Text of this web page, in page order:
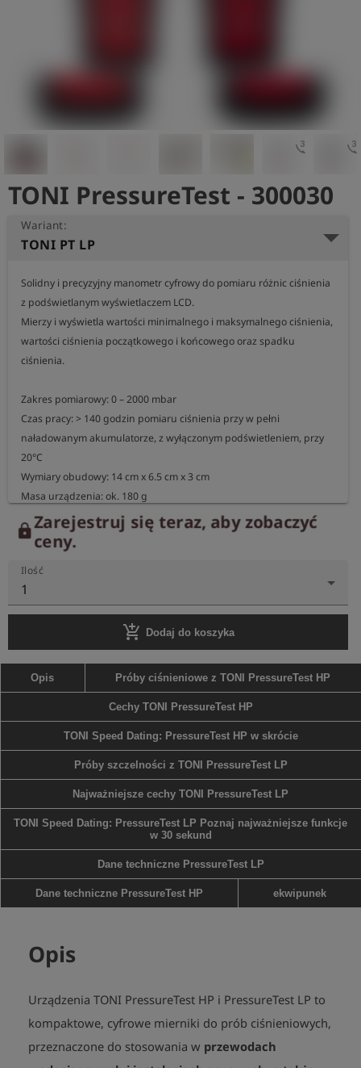
3d_rotation
TONI PressureTest - 300030
Wariant:
TONI PT LP
Solidny i precyzyjny manometr cyfrowy do pomiaru różnic ciśnienia
z podświetlanym wyświetlaczem LCD.
Mierzy i wyświetla wartości minimalnego i maksymalnego ciśnienia,
wartości ciśnienia początkowego i końcowego oraz spadku
ciśnienia.
Zakres pomiarowy: 0 – 2000 mbar
Czas pracy: > 140 godzin pomiaru ciśnienia przy w pełni
naładowanym akumulatorze, z wyłączonym podświetleniem, przy
20°C
Wymiary obudowy: 14 cm x 6.5 cm x 3 cm
lockZarejestruj się teraz, aby zobaczyć
ceny.
Ilość
1
add_shopping_cart Dodaj do koszyka
Opis Próby ciśnieniowe z TONI PressureTest HP
Cechy TONI PressureTest HP
TONI Speed Dating: PressureTest HP w skrócie
Próby szczelności z TONI PressureTest LP
Najważniejsze cechy TONI PressureTest LP
TONI Speed Dating: PressureTest LP Poznaj najważniejsze funkcje
w 30 sekund
Dane techniczne PressureTest LP
Dane techniczne PressureTest HP ekwipunek
Opis
Urządzenia TONI PressureTest HP i PressureTest LP to
kompaktowe, cyfrowe mierniki do prób ciśnieniowych,
przeznaczone do stosowania w przewodach